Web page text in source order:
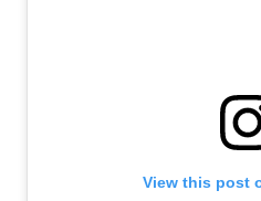
View this post